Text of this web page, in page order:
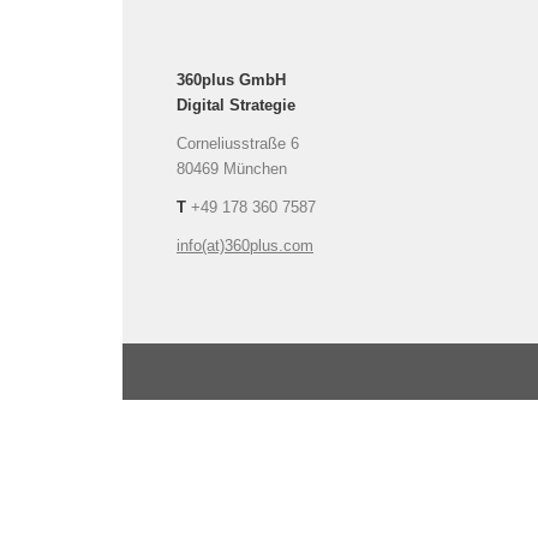
360plus GmbH
Digital Strategie
Corneliusstraße 6
80469 München
T +49 178 360 7587
info(at)360plus.com